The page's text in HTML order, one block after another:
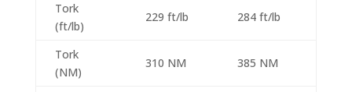
Tork
(ft/lb)
229 ft/lb 284 ft/lb
Tork
(NM)
310 NM 385 NM